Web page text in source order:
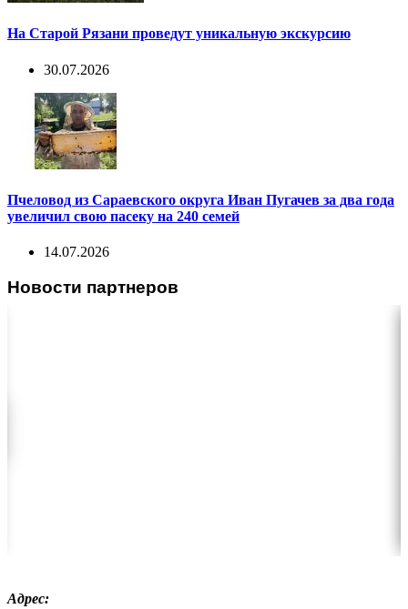
На Старой Рязани проведут уникальную экскурсию
30.07.2026
Пчеловод из Сараевского округа Иван Пугачев за два года
увеличил свою пасеку на 240 семей
14.07.2026
Новости партнеров
Адрес: